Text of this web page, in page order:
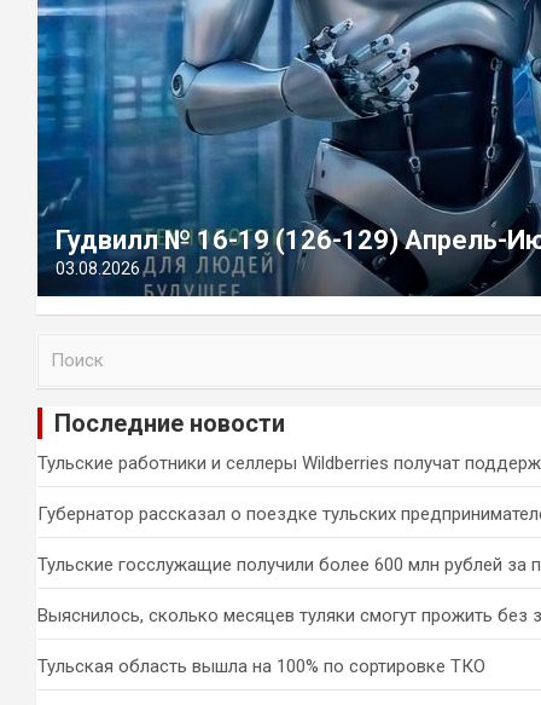
Гудвилл № 16-19 (126-129) Апрель-
03.08.2026
и
Последние новости
Тульские работники и селлеры Wildberries получат
Губернатор рассказал о поездке тульских
Тульские госслужащие получили более 600 млн рублей за
Выяснилось, сколько месяцев туляки смогут прожить без
Тульская область вышла на 100% по сортировке ТКО